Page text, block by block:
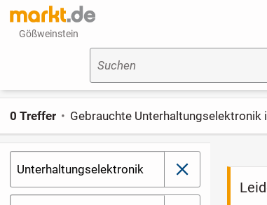
Gößweinstein
Suchen
Unterhaltungselektronik schließen
0 Treffer Gebrauchte Unterhaltungselektronik